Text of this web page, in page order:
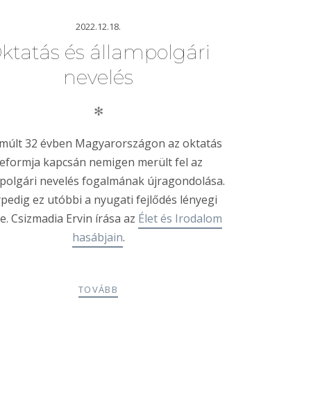
2022.12.18.
és állampolgári
nevelés
✻
32 évben Magyarországon az oktatás
kapcsán nemigen merült fel az
nevelés fogalmának újragondolása.
ez utóbbi a nyugati fejlődés lényegi
Csizmadia Ervin írása az Élet és Irodalom
hasábjain.
TOVÁBB